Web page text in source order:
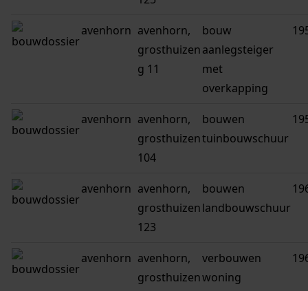
avenhorn avenhorn,
grosthuizen
g 11
bouw
aanlegsteiger
met
overkapping
avenhorn avenhorn,
grosthuizen
104
bouwen
tuinbouwschuur
avenhorn avenhorn,
grosthuizen
123
bouwen
landbouwschuur
avenhorn avenhorn,
grosthuizen
verbouwen
woning